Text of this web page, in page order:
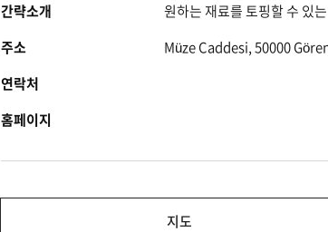
간략소개
원하는 재료를 토핑할 수 있
주소
Müze Caddesi, 50000
연락처
홈페이지
지도